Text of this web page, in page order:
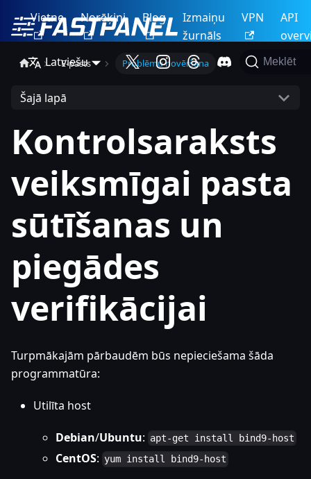
Vietne Norēķini Blog
Izmaiņu
žurnāls
VPN
API
Latviešu
Meklēt
E-pasts Problēmu novēršana
Šajā lapā
Kontrolsaraksts
veiksmīgai pasta
sūtīšanas un
piegādes
verifikācijai
Turpmākajām pārbaudēm būs nepieciešama šāda
programmatūra:
Utilīta host
Debian/Ubuntu: apt-get install bind9-host
CentOS: yum install bind9-host